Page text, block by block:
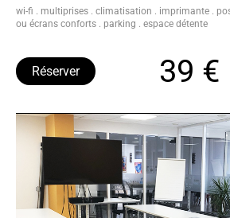
wi-fi . multiprises . climatisation . imprimante .
ou écrans conforts . parking . espace détente
39 €
Réserver